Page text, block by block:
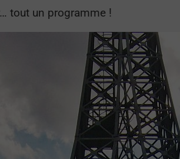
tout un programme !